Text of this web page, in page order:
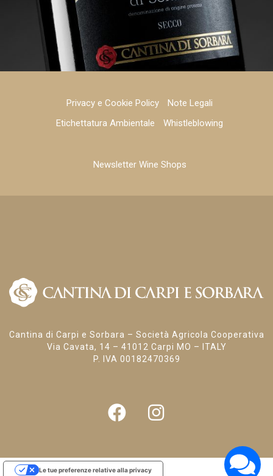
Privacy e Cookie Policy
Note Legali
Etichettatura Ambientale
Whistleblowing
Newsletter Wine Shops
Cantina di Carpi e Sorbara – Società Agricola Cooperativa
Via Cavata, 14 – 41012 Carpi MO – ITALY
P. IVA 00182470369
Le tue preferenze relative alla privacy